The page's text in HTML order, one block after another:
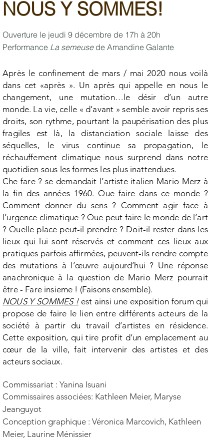
NOUS Y SOMMES!
Ouverture le jeudi 9 décembre de 17h à 20h
Performance La semeusede Amandine Galante
Après le confinement de mars / mai 2020 nous voilà
dans cet «après ». Un après qui appelle en nous le
changement, une mutation…le désir d’un autre
monde. La vie, celle « d’avant » semble avoir repris ses
droits, son rythme, pourtant la paupérisation des plus
fragiles est là, la distanciation sociale laisse des
séquelles, le virus continue sa propagation, le
réchauffement climatique nous surprend dans notre
quotidien sous les formes les plus inattendues.
Che fare ? se demandait l’artiste italien Mario Merz à
la fin des années 1960. Que faire dans ce monde ?
Comment donner du sens ? Comment agir face à
l’urgence climatique ? Que peut faire le monde de l’art
? Quelle place peut-il prendre ? Doit-il rester dans les
lieux qui lui sont réservés et comment ces lieux aux
pratiques parfois affirmées, peuvent-ils rendre compte
des mutations à l’œuvre aujourd’hui ? Une réponse
anachronique à la question de Mario Merz pourrait
être - Fare insieme ! (Faisons ensemble).
NOUS Y SOMMES !est ainsi une exposition forum qui
propose de faire le lien entre différents acteurs de la
société à partir du travail d’artistes en résidence.
Cette exposition, qui tire profit d’un emplacement au
cœur de la ville, fait intervenir des artistes et des
acteurs sociaux.
Commissariat : Yanina Isuani
Commissaires associées: Kathleen Meier, Maryse
Jeanguyot
Conception graphique : Véronica Marcovich, Kathleen
Meier, Laurine Ménissier